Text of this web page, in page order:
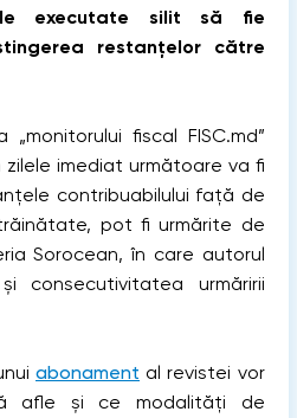
executate silit să fie
restanțelor către
fiscal FISC.md”
imediat următoare va fi
contribuabilului față de
pot fi urmărite de
Sorocean, în care autorul
consecutivitatea urmăririi
abonament al revistei vor
afle și ce modalități de